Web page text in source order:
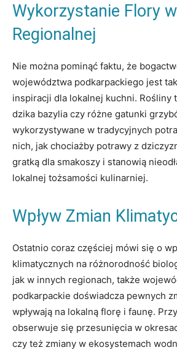
Wykorzystanie Flory
Regionalnej
Nie można pominąć faktu, że
województwa podkarpackiego jest
inspiracji dla lokalnej kuchni. Rośliny
dzika bazylia czy różne gatunki
wykorzystywane w tradycyjnych
nich, jak chociażby potrawy z
gratką dla smakoszy i stanowią
lokalnej tożsamości kulinarniej.
Wpływ Zmian
Ostatnio coraz częściej mówi się o
klimatycznych na różnorodność
jak w innych regionach, także
podkarpackie doświadcza pewnych
wpływają na lokalną florę i faunę.
obserwuje się przesunięcia w
czy też zmiany w ekosystemach